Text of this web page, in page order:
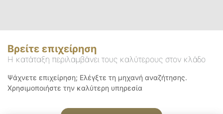
Βρείτε επιχείρηση
Η κατάταξη περιλαμβάνει τους καλύτερους στον κλάδο
Ψάχνετε επιχείρηση; Ελέγξτε τη μηχανή αναζήτησης.
Χρησιμοποιήστε την καλύτερη υπηρεσία